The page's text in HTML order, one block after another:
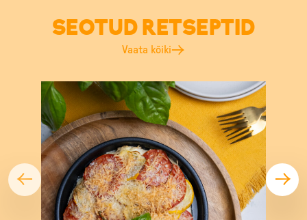
SEOTUD RETSEPTID
Vaata kõiki